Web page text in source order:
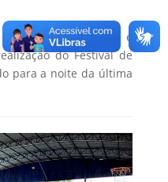
Recreação e
do Festival de
para a noite da última